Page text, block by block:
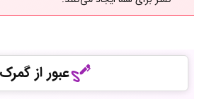
عبور از گمرک